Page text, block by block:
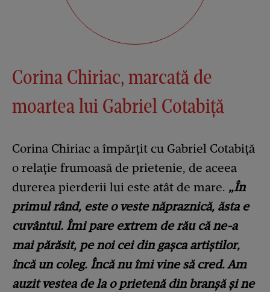
Corina Chiriac, marcată de
moartea lui Gabriel Cotabiță
Corina Chiriac a împărțit cu Gabriel Cotabiță
o relație frumoasă de prietenie, de aceea
durerea pierderii lui este atât de mare. „În
primul rând, este o veste năpraznică, ăsta e
cuvântul. Îmi pare extrem de rău că ne-a
mai părăsit, pe noi cei din gașca artiștilor,
încă un coleg. Încă nu îmi vine să cred. Am
auzit vestea de la o prietenă din branșă și ne